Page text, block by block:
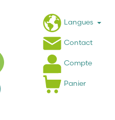
Langues
Contact
Compte
Panier